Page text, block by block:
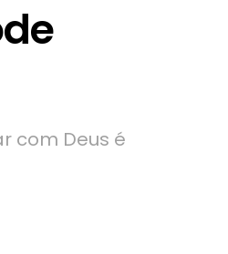
com Deus é